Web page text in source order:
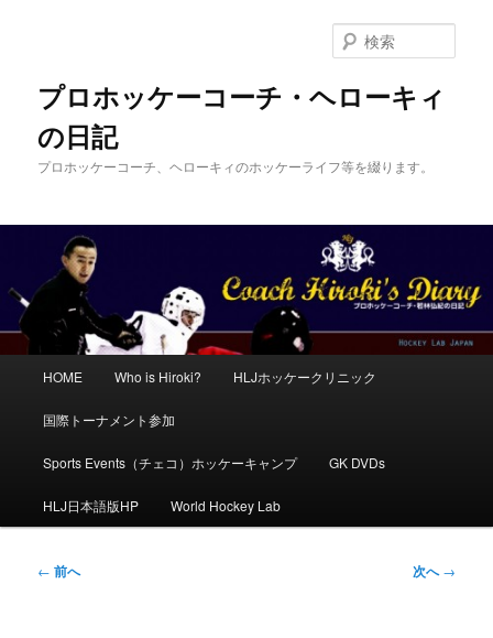
移
プロホッケーコーチ・ヘローキィ
の日記
プロホッケーコーチ、ヘローキィのホッケーライフ等を綴ります。
索
HOME Who is Hiroki? HLJホッケークリニック
国際トーナメント参加
Sports Events（チェコ）ホッケーキャンプ GK DVDs
HLJ日本語版HP World Hockey Lab
投
← 前へ 次へ→